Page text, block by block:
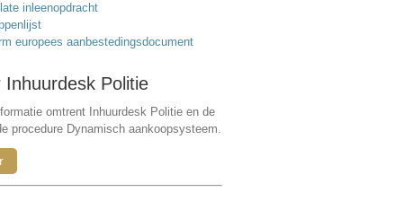
inleenopdracht
europees aanbestedingsdocument
Inhuurdesk Politie
omtrent Inhuurdesk Politie en de
procedure Dynamisch aankoopsysteem.